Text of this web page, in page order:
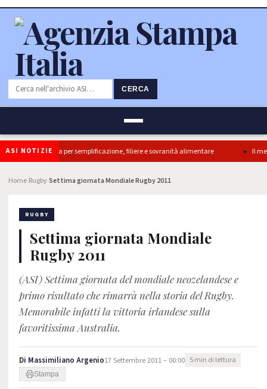
CERCA
ASI NOTIZIE
e’ svolta per semplificazione, filiere e sovranità alimentare Il
Home RugbySettima giornata Mondiale Rugby 2011
RUGBY
Settima giornata Mondiale
Rugby 2011
(ASI) Settima giornata del mondiale neozelandese e
primo risultato che rimarrà nella storia del Rugby.
Memorabile infatti la vittoria irlandese sulla
favoritissima Australia.
Di Massimiliano Argenio17 Settembre 2011 – 00:00 5 min di lettura
Stampa